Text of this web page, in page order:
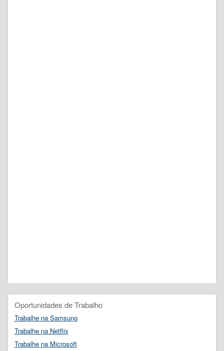
Oportunidades de Trabalho
Trabalhe na Samsung
Trabalhe na Netflix
Trabalhe na Microsoft